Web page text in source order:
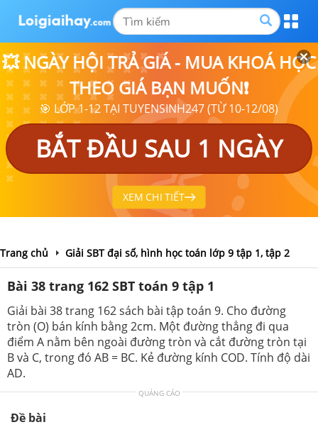
💥 NGÀY HỘI TRẢ GIÁ - MUA KHOÁ HỌC
THEO GIÁ BẠN MUỐN❗
🎯 LỚP 1-12 TẠI TUYENSINH247 (TỪ 10-12/08)
BẮT ĐẦU SAU 1 NGÀY
XEM CHI TIẾT
Trang chủ Giải SBT đại số, hình học toán lớp 9 tập 1, tập 2
Bài 38 trang 162 SBT toán 9 tập 1
Giải bài 38 trang 162 sách bài tập toán 9. Cho đường
tròn (O) bán kính bằng 2cm. Một đường thẳng đi qua
điểm A nằm bên ngoài đường tròn và cắt đường tròn tại
B và C, trong đó AB = BC. Kẻ đường kính COD. Tính độ dài
AD.
QUẢNG CÁO
Đề bài